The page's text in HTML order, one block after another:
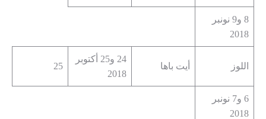
8 و9 نونبر
2018
اللوز أيت باها
24 و25 أكتوبر
2018
25
6 و7 نونبر
2018